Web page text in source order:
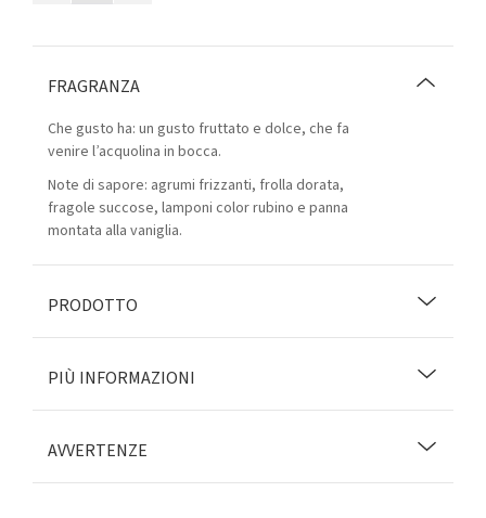
FRAGRANZA
Che gusto ha: un gusto fruttato e dolce, che fa
venire l’acquolina in bocca.
Note di sapore: agrumi frizzanti, frolla dorata,
fragole succose, lamponi color rubino e panna
montata alla vaniglia.
PRODOTTO
PIÙ INFORMAZIONI
AVVERTENZE